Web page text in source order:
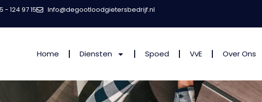
- 124 97 15 Info@degootloodgietersbedrijf.nl
Home Diensten Spoed VvE Over Ons